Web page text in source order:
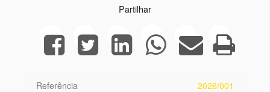
Partilhar
Referência
2026/001